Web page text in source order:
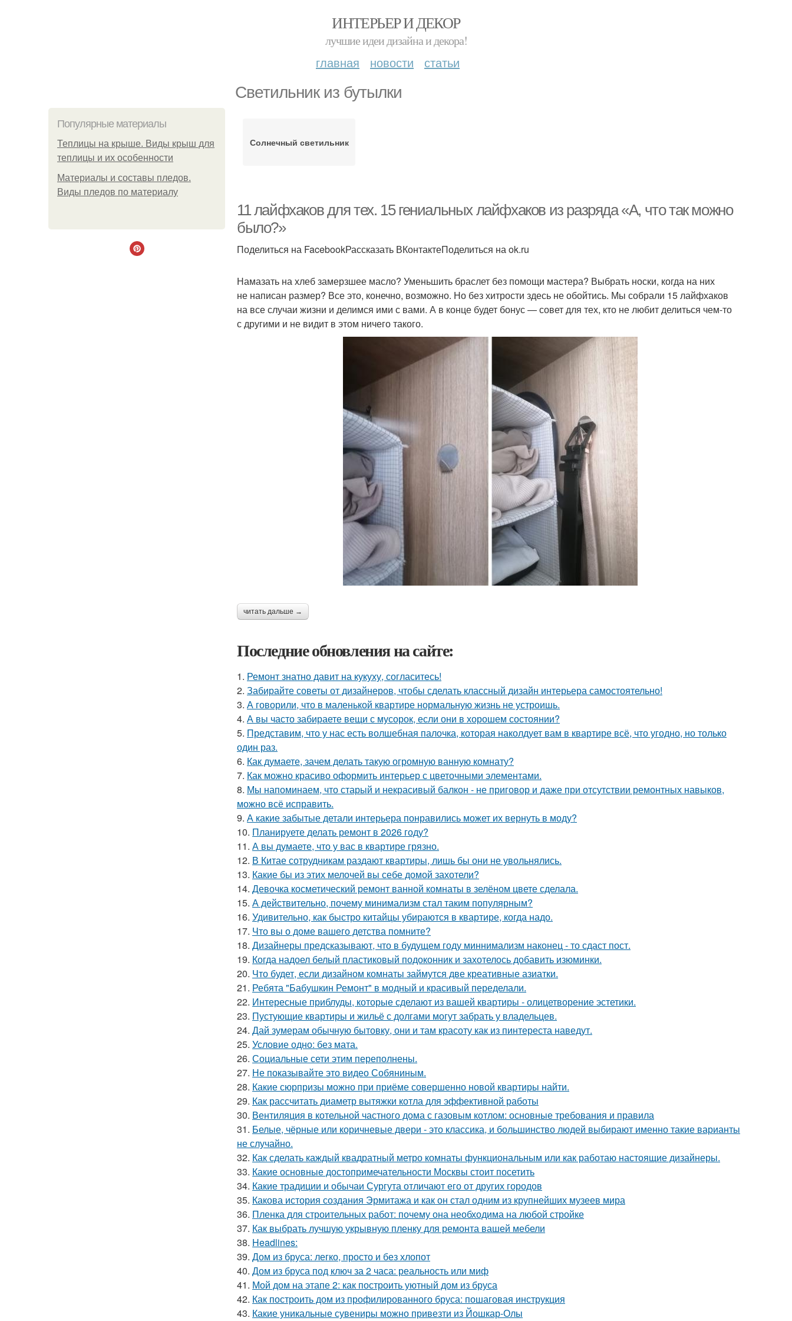
ИНТЕРЬЕР И ДЕКОР
лучшие идеи дизайна и декора!
главная новости статьи
Светильник из бутылки
Популярные материалы
Теплицы на крыше. Виды крыш для
теплицы и их особенности
Материалы и составы пледов.
Виды пледов по материалу
Солнечный светильник
11 лайфхаков для тех. 15 гениальных лайфхаков из разряда «А, что так можно
было?»
Поделиться на FacebookРассказать ВКонтактеПоделиться на ok.ru
Намазать на хлеб замерзшее масло? Уменьшить браслет без помощи мастера? Выбрать носки, когда на них
не написан размер? Все это, конечно, возможно. Но без хитрости здесь не обойтись. Мы собрали 15 лайфхаков
на все случаи жизни и делимся ими с вами. А в конце будет бонус — совет для тех, кто не любит делиться чем-то
с другими и не видит в этом ничего такого.
читать дальше →
Последние обновления на сайте:
1. Ремонт знатно давит на кукуху, согласитесь!
2. Забирайте советы от дизайнеров, чтобы сделать классный дизайн интерьера самостоятельно!
3. А говорили, что в маленькой квартире нормальную жизнь не устроишь.
4. А вы часто забираете вещи с мусорок, если они в хорошем состоянии?
5. Представим, что у нас есть волшебная палочка, которая наколдует вам в квартире всё, что угодно, но только
один раз.
6. Как думаете, зачем делать такую огромную ванную комнату?
7. Как можно красиво оформить интерьер с цветочными элементами.
8. Мы напоминаем, что старый и некрасивый балкон - не приговор и даже при отсутствии ремонтных навыков,
можно всё исправить.
9. А какие забытые детали интерьера понравились может их вернуть в моду?
10. Планируете делать ремонт в 2026 году?
11. А вы думаете, что у вас в квартире грязно.
12. В Китае сотрудникам раздают квартиры, лишь бы они не увольнялись.
13. Какие бы из этих мелочей вы себе домой захотели?
14. Девочка косметический ремонт ванной комнаты в зелёном цвете сделала.
15. А действительно, почему минимализм стал таким популярным?
16. Удивительно, как быстро китайцы убираются в квартире, когда надо.
17. Что вы о доме вашего детства помните?
18. Дизайнеры предсказывают, что в будущем году миннимализм наконец - то сдаст пост.
19. Когда надоел белый пластиковый подоконник и захотелось добавить изюминки.
20. Что будет, если дизайном комнаты займутся две креативные азиатки.
21. Ребята "Бабушкин Ремонт" в модный и красивый переделали.
22. Интересные приблуды, которые сделают из вашей квартиры - олицетворение эстетики.
23. Пустующие квартиры и жильё с долгами могут забрать у владельцев.
24. Дай зумерам обычную бытовку, они и там красоту как из пинтереста наведут.
25. Условие одно: без мата.
26. Социальные сети этим переполнены.
27. Не показывайте это видео Собяниным.
28. Какие сюрпризы можно при приёме совершенно новой квартиры найти.
29. Как рассчитать диаметр вытяжки котла для эффективной работы
30. Вентиляция в котельной частного дома с газовым котлом: основные требования и правила
31. Белые, чёрные или коричневые двери - это классика, и большинство людей выбирают именно такие варианты
не случайно.
32. Как сделать каждый квадратный метро комнаты функциональным или как работаю настоящие дизайнеры.
33. Какие основные достопримечательности Москвы стоит посетить
34. Какие традиции и обычаи Сургута отличают его от других городов
35. Какова история создания Эрмитажа и как он стал одним из крупнейших музеев мира
36. Пленка для строительных работ: почему она необходима на любой стройке
37. Как выбрать лучшую укрывную пленку для ремонта вашей мебели
38. Headlines:
39. Дом из бруса: легко, просто и без хлопот
40. Дом из бруса под ключ за 2 часа: реальность или миф
41. Мой дом на этапе 2: как построить уютный дом из бруса
42. Как построить дом из профилированного бруса: пошаговая инструкция
43. Какие уникальные сувениры можно привезти из Йошкар-Олы